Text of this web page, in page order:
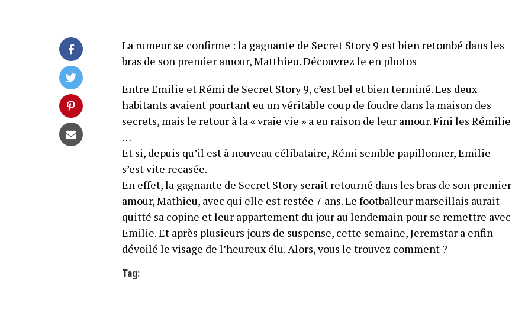
La rumeur se confirme : la gagnante de Secret Story 9 est bien retombé dans les
bras de son premier amour, Matthieu. Découvrez le en photos
Entre Emilie et Rémi de Secret Story 9, c’est bel et bien terminé. Les deux
habitants avaient pourtant eu un véritable coup de foudre dans la maison des
secrets, mais le retour à la « vraie vie » a eu raison de leur amour. Fini les Rémilie
…
Et si, depuis qu’il est à nouveau célibataire, Rémi semble papillonner, Emilie
s’est vite recasée.
En effet, la gagnante de Secret Story serait retourné dans les bras de son premier
amour, Mathieu, avec qui elle est restée 7 ans. Le footballeur marseillais aurait
quitté sa copine et leur appartement du jour au lendemain pour se remettre avec
Emilie. Et après plusieurs jours de suspense, cette semaine, Jeremstar a enfin
dévoilé le visage de l’heureux élu. Alors, vous le trouvez comment ?
Tag: